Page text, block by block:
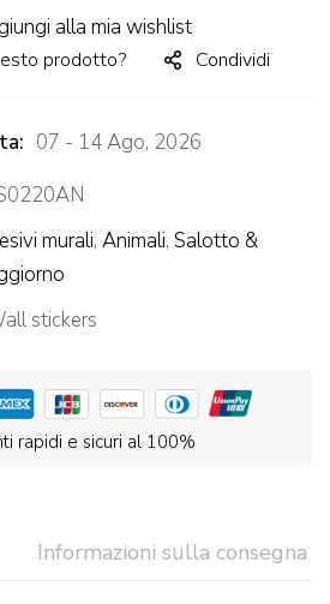
alla mia wishlist
prodotto? Condividi
07 - 14 Ago, 2026
murali, Animali, Salotto &
stickers
rapidi e sicuri al 100%
Informazioni sulla consegna